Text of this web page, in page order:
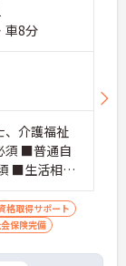
車8分
介護福祉
須 ■普通自
■生活相談
ド、エクセ
格取得サポート
保険完備